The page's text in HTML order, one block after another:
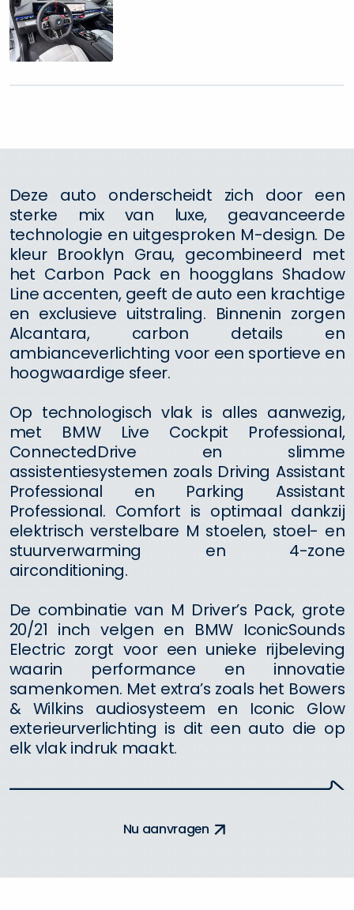
Deze auto onderscheidt zich door een
sterke mix van luxe, geavanceerde
technologie en uitgesproken M-design. De
kleur Brooklyn Grau, gecombineerd met
het Carbon Pack en hoogglans Shadow
Line accenten, geeft de auto een krachtige
en exclusieve uitstraling. Binnenin zorgen
Alcantara, carbon details en
ambianceverlichting voor een sportieve en
hoogwaardige sfeer.
Op technologisch vlak is alles aanwezig,
met BMW Live Cockpit Professional,
ConnectedDrive en slimme
assistentiesystemen zoals Driving Assistant
Professional en Parking Assistant
Professional. Comfort is optimaal dankzij
elektrisch verstelbare M stoelen, stoel- en
stuurverwarming en 4-zone
airconditioning.
De combinatie van M Driver’s Pack, grote
20/21 inch velgen en BMW IconicSounds
Electric zorgt voor een unieke rijbeleving
waarin performance en innovatie
samenkomen. Met extra’s zoals het Bowers
& Wilkins audiosysteem en Iconic Glow
exterieurverlichting is dit een auto die op
elk vlak indruk maakt.
Nu aanvragen